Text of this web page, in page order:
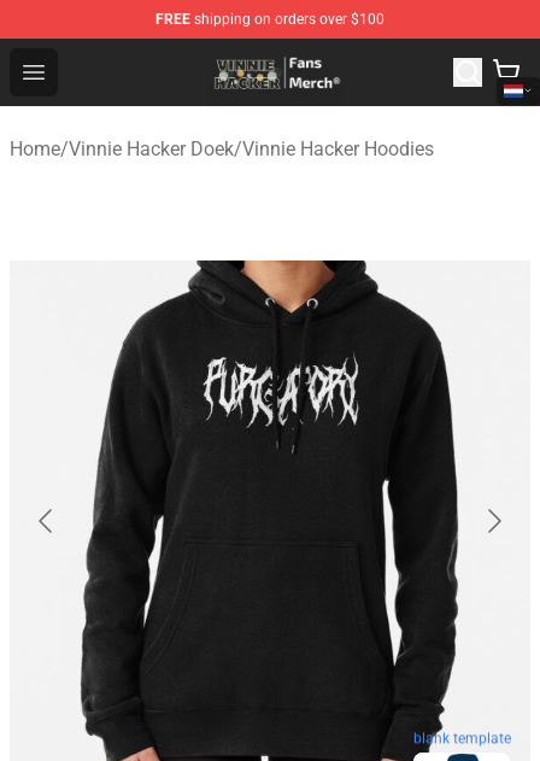
FREE shipping on orders over $100
Open menu
Vinnie Hacker Store - Official Vinnie Hacker Merchandise
Home/Vinnie Hacker Doek/Vinnie Hacker Hoodies
blank template